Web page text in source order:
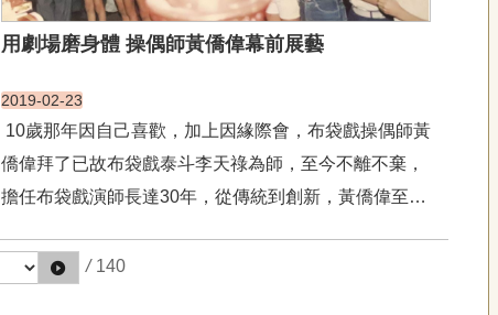
用劇場磨身體 操偶師黃僑偉幕前展藝
2019-02-23
10歲那年因自己喜歡，加上因緣際會，布袋戲操偶師黃
僑偉拜了已故布袋戲泰斗李天祿為師，至今不離不棄，
擔任布袋戲演師長達30年，從傳統到創新，黃僑偉至今
現幕前之外，也深入校園帶活動、辦講座，希望讓小朋
/ 140